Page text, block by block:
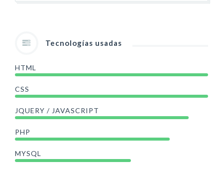
Tecnologías usadas
HTML
CSS
JQUERY / JAVASCRIPT
PHP
MYSQL